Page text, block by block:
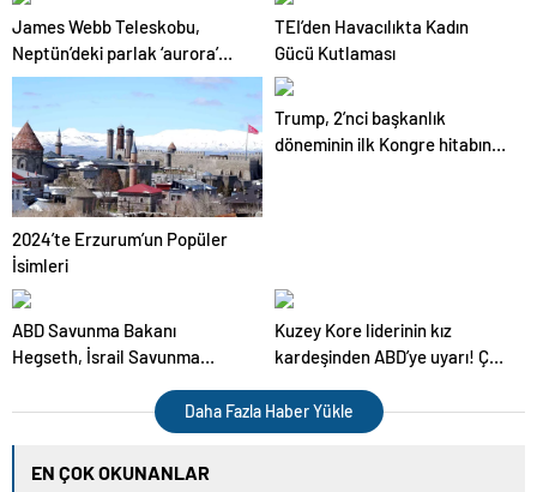
James Webb Teleskobu,
Neptün’deki parlak ‘aurora’
aktivitesini görüntüledi
TEI’den Havacılıkta Kadın
Gücü Kutlaması
2024’te Erzurum’un Popüler
İsimleri
Trump, 2’nci başkanlık
döneminin ilk Kongre hitabını
ABD Savunma Bakanı
Hegseth, İsrail Savunma
Kuzey Kore liderinin kız
kardeşinden ABD’ye uyarı! Çok
Daha Fazla Haber Yükle
EN ÇOK OKUNANLAR